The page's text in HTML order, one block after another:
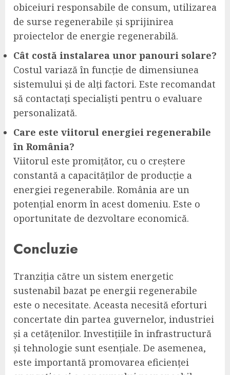
obiceiuri responsabile de consum, utilizarea
de surse regenerabile și sprijinirea
proiectelor de energie regenerabilă.
Cât costă instalarea unor panouri solare?
Costul variază în funcție de dimensiunea
sistemului și de alți factori. Este recomandat
să contactați specialiști pentru o evaluare
personalizată.
Care este viitorul energiei regenerabile
în România?
Viitorul este promițător, cu o creștere
constantă a capacităților de producție a
energiei regenerabile. România are un
potențial enorm în acest domeniu. Este o
oportunitate de dezvoltare economică.
Concluzie
Tranziția către un sistem energetic
sustenabil bazat pe energii regenerabile
este o necesitate. Aceasta necesită eforturi
concertate din partea guvernelor, industriei
și a cetățenilor. Investițiile în infrastructură
și tehnologie sunt esențiale. De asemenea,
este importantă promovarea eficienței